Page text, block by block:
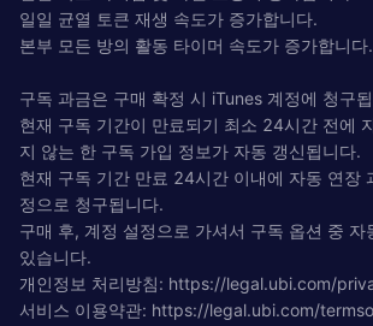
일일 균열 토큰 재생 속도가 증가합니다.
본부 모든 방의 활동 타이머 속도가 증가합니다.
구독 과금은 구매 확정 시 iTunes 계정에 청구
현재 구독 기간이 만료되기 최소 24시간 전에
지 않는 한 구독 가입 정보가 자동 갱신됩니다.
현재 구독 기간 만료 24시간 이내에 자동 연장
정으로 청구됩니다.
구매 후, 계정 설정으로 가셔서 구독 옵션 중 자
있습니다.
개인정보 처리방침: https://legal.ubi.com/
서비스 이용약관: https://legal.ubi.com/